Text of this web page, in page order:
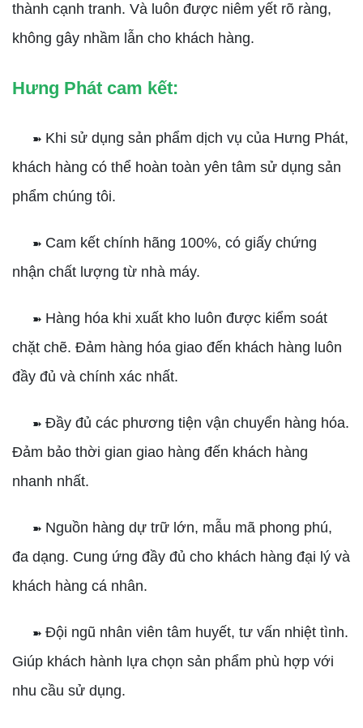
thành cạnh tranh. Và luôn được niêm yết rõ ràng,
không gây nhầm lẫn cho khách hàng.
Hưng Phát cam kết:
➽ Khi sử dụng sản phẩm dịch vụ của Hưng Phát,
khách hàng có thể hoàn toàn yên tâm sử dụng sản
phẩm chúng tôi.
➽ Cam kết chính hãng 100%, có giấy chứng
nhận chất lượng từ nhà máy.
➽ Hàng hóa khi xuất kho luôn được kiểm soát
chặt chẽ. Đảm hàng hóa giao đến khách hàng luôn
đầy đủ và chính xác nhất.
➽ Đầy đủ các phương tiện vận chuyển hàng hóa.
Đảm bảo thời gian giao hàng đến khách hàng
nhanh nhất.
➽ Nguồn hàng dự trữ lớn, mẫu mã phong phú,
đa dạng. Cung ứng đầy đủ cho khách hàng đại lý và
khách hàng cá nhân.
➽ Đội ngũ nhân viên tâm huyết, tư vấn nhiệt tình.
Giúp khách hành lựa chọn sản phẩm phù hợp với
nhu cầu sử dụng.